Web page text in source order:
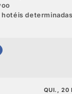
hotéis
QUI., 20